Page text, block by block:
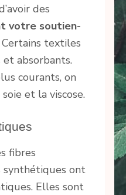
des
votre soutien-
Certains textiles
absorbants.
courants, on
et la viscose.
fibres
synthétiques ont
Elles sont